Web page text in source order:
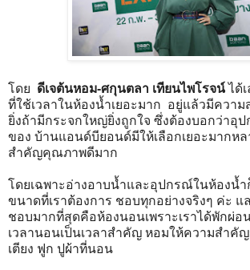
โดย ดีเจต้นหอม-ศกุนตลา เทียนไพโรจน์ได้
ที่ใช้เวลาในห้องน้ำเยอะมาก อยู่แล้วมีควา
ยิ่งถ้ามีกระจกใหญ่ยิ่งถูกใจ ซึ่งต้องบอกว่าอุ
ของ บ้านแอนด์บียอนด์มีให้เลือกเยอะมากห
สำคัญคุณภาพดีมาก
โดยเฉพาะอ่างอาบน้ำและอุปกรณ์ในห้องน้ำ
ขนาดที่เราต้องการ ชอบทุกอย่างจริงๆ ค่ะ แ
ชอบมากที่สุดคือห้องนอนเพราะเราได้พักผ่อ
เวลานอนเป็นเวลาสำคัญ หอมให้ความสำคั
เตียง ฟูก ปูผ้าที่นอน